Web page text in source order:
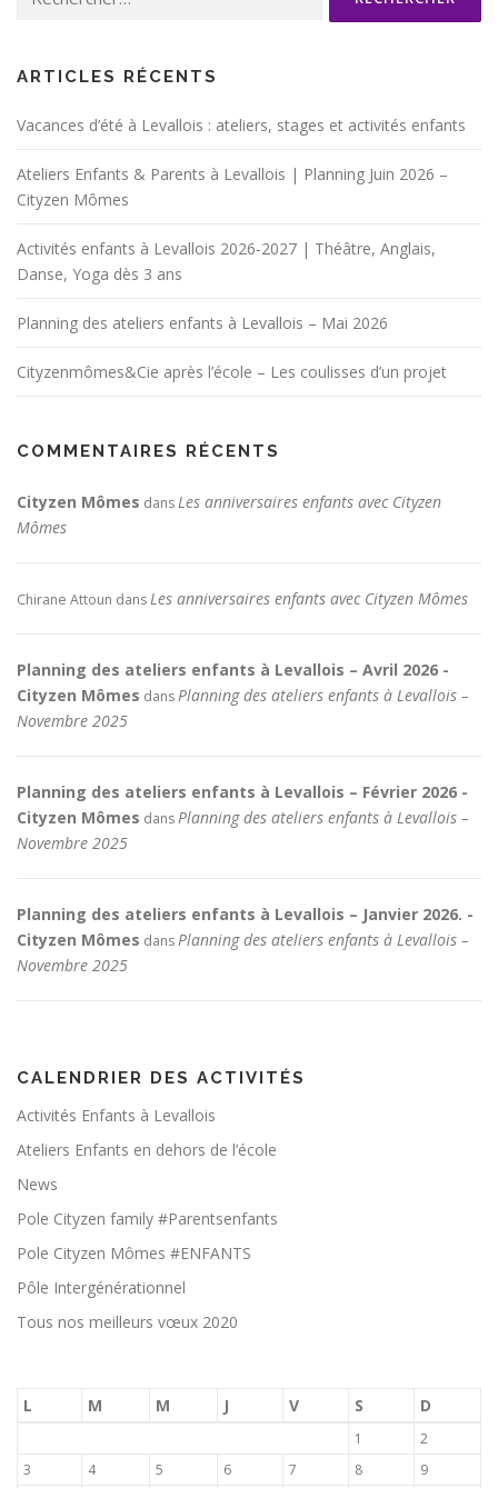
n
e
s
a
t
i
c
e
ARTICLES RÉCENTS
Vacances d’été à Levallois : ateliers, stages et activités enfants
Ateliers Enfants & Parents à Levallois | Planning Juin 2026 –
Cityzen Mômes
Activités enfants à Levallois 2026-2027 | Théâtre, Anglais,
Danse, Yoga dès 3 ans
Planning des ateliers enfants à Levallois – Mai 2026
Cityzenmômes&Cie après l’école – Les coulisses d’un projet
COMMENTAIRES RÉCENTS
Cityzen Mômes dansLes anniversaires enfants avec Cityzen
Mômes
Chirane Attoun dansLes anniversaires enfants avec Cityzen Mômes
Planning des ateliers enfants à Levallois – Avril 2026 -
Cityzen Mômes dansPlanning des ateliers enfants à Levallois –
Novembre 2025
Planning des ateliers enfants à Levallois – Février 2026 -
Cityzen Mômes dansPlanning des ateliers enfants à Levallois –
Novembre 2025
Planning des ateliers enfants à Levallois – Janvier 2026. -
Cityzen Mômes dansPlanning des ateliers enfants à Levallois –
Novembre 2025
CALENDRIER DES ACTIVITÉS
Activités Enfants à Levallois
Ateliers Enfants en dehors de l’école
News
Pole Cityzen family #Parentsenfants
Pole Cityzen Mômes #ENFANTS
Pôle Intergénérationnel
Tous nos meilleurs vœux 2020
L M M J V S D
1
2
3
4 5 6 7 8
9